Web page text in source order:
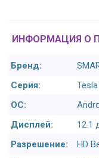
ИНФОРМАЦИЯ О
Бренд:
Серия:
ОС:
Дисплей:
12.1
Разрешение:
HD